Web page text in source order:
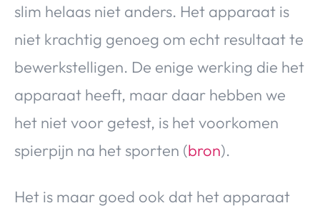
slim helaas niet anders. Het apparaat is
niet krachtig genoeg om echt resultaat te
bewerkstelligen. De enige werking die het
apparaat heeft, maar daar hebben we
het niet voor getest, is het voorkomen
spierpijn na het sporten (bron).
Het is maar goed ook dat het apparaat